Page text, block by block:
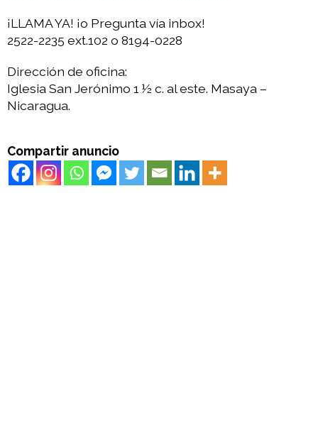
¡LLAMA YA! ¡o Pregunta vía inbox!
2522-2235 ext.102 o 8194-0228
Dirección de oficina:
Iglesia San Jerónimo 1 ½ c. al este. Masaya –
Nicaragua.
Compartir anuncio